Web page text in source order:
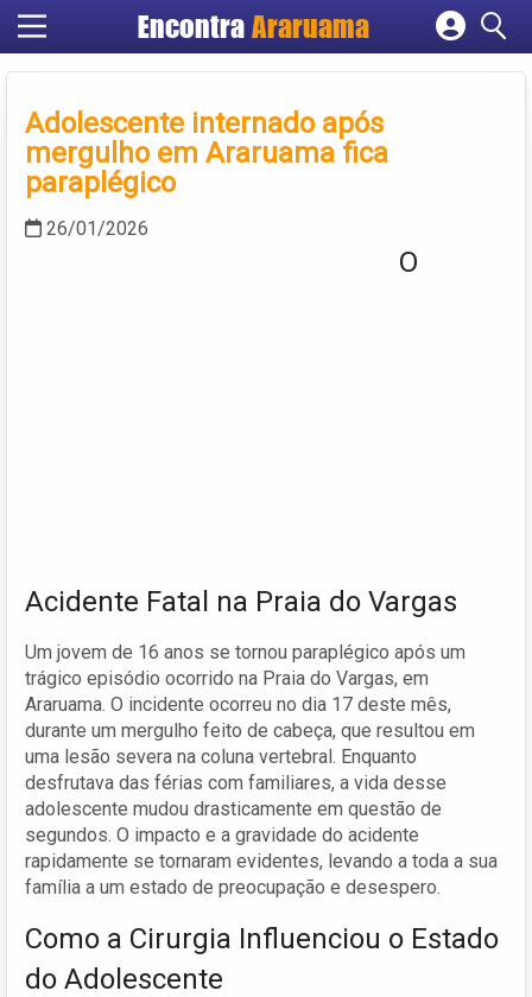
EncontraAraruama
Cadastrar empresa
Criar conta
Adolescente internado após
mergulho em Araruama fica
paraplégico
26/01/2026
O
Acidente Fatal na Praia do Vargas
Um jovem de 16 anos se tornou paraplégico após um
trágico episódio ocorrido na Praia do Vargas, em
Araruama. O incidente ocorreu no dia 17 deste mês,
durante um mergulho feito de cabeça, que resultou em
uma lesão severa na coluna vertebral. Enquanto
desfrutava das férias com familiares, a vida desse
adolescente mudou drasticamente em questão de
segundos. O impacto e a gravidade do acidente
rapidamente se tornaram evidentes, levando a toda a sua
família a um estado de preocupação e desespero.
Como a Cirurgia Influenciou o Estado
do Adolescente